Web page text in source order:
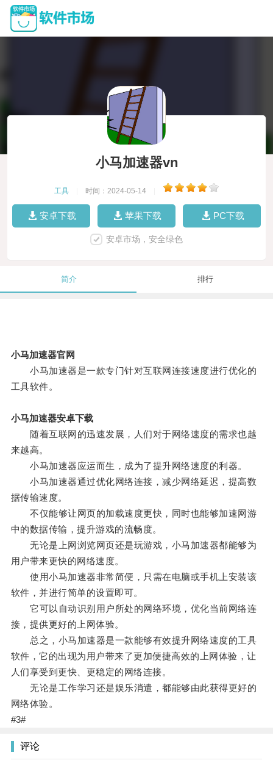
小马加速器vn
工具 时间：2024-05-14
安卓下载 苹果下载 PC下载
安卓市场，安全绿色
简介 排行
小马加速器官网
小马加速器是一款专门针对互联网连接速度进行优化的
工具软件。
小马加速器安卓下载
随着互联网的迅速发展，人们对于网络速度的需求也越
来越高。
小马加速器应运而生，成为了提升网络速度的利器。
小马加速器通过优化网络连接，减少网络延迟，提高数
据传输速度。
不仅能够让网页的加载速度更快，同时也能够加速网游
中的数据传输，提升游戏的流畅度。
无论是上网浏览网页还是玩游戏，小马加速器都能够为
用户带来更快的网络速度。
使用小马加速器非常简便，只需在电脑或手机上安装该
软件，并进行简单的设置即可。
它可以自动识别用户所处的网络环境，优化当前网络连
接，提供更好的上网体验。
总之，小马加速器是一款能够有效提升网络速度的工具
软件，它的出现为用户带来了更加便捷高效的上网体验，让
人们享受到更快、更稳定的网络连接。
无论是工作学习还是娱乐消遣，都能够由此获得更好的
网络体验。
#3#
评论